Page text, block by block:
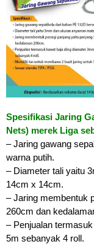
Spesifikasi Jaring
Nets) merek Liga
– Jaring gawang
warna putih.
– Diameter tali yaitu
14cm x 14cm.
– Jaring membentuk
260cm dan
– Penjualan
5m sebanyak 4 roll.